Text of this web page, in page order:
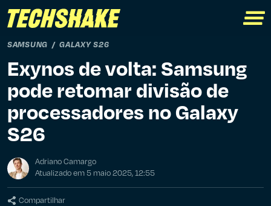
SAMSUNG GALAXY S26
Exynos de volta: Samsung
pode retomar divisão de
processadores no Galaxy
S26
Adriano Camargo
Atualizado em 5 maio 2025, 12:55
Compartilhar